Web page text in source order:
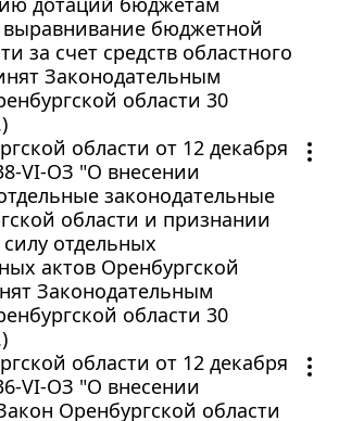
бюджетной
за счет средств областного
Законодательным
области 30
области от 12 декабря
VI-ОЗ "О внесении
законодательные
области и признании
отдельных
актов Оренбургской
Законодательным
области 30
области от 12 декабря
VI-ОЗ "О внесении
Оренбургской области